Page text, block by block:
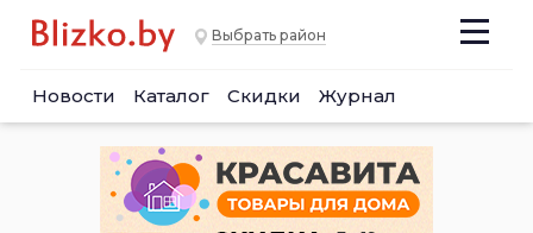
Выбрать район
Новости Каталог Скидки Журнал